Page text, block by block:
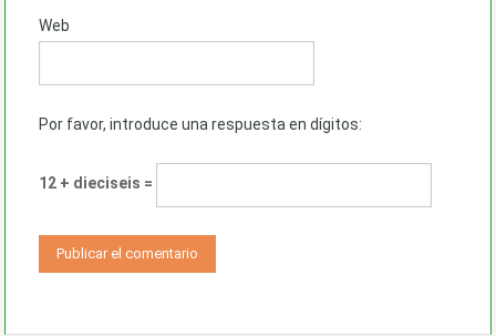
Web
Por favor, introduce una respuesta en dígitos:
12 + dieciseis =